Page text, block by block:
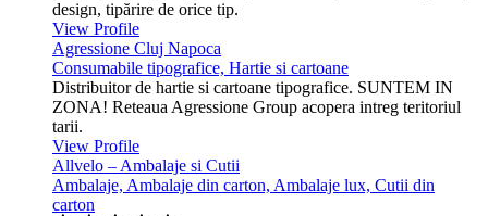
design, tipărire de orice tip.
View Profile
Agressione Cluj Napoca
Consumabile tipografice, Hartie si cartoane
Distribuitor de hartie si cartoane tipografice. SUNTEM IN
ZONA! Reteaua Agressione Group acopera intreg teritoriul
tarii.
View Profile
Allvelo – Ambalaje si Cutii
Ambalaje, Ambalaje din carton, Ambalaje lux, Cutii din
carton